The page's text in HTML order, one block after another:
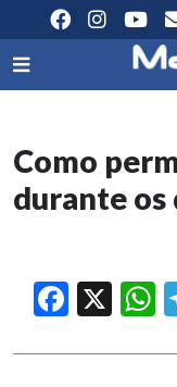
Como
durante os
Facebook